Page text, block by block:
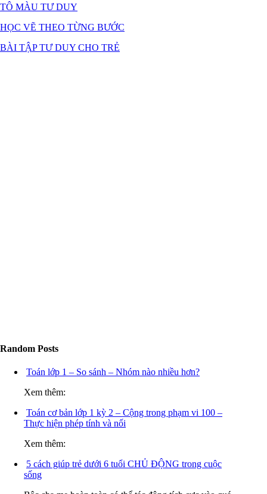
TÔ MÀU TƯ DUY
HỌC VẼ THEO TỪNG BƯỚC
BÀI TẬP TƯ DUY CHO TRẺ
Random Posts
Toán lớp 1 – So sánh – Nhóm nào nhiều hơn?
Xem thêm:
Toán cơ bản lớp 1 kỳ 2 – Cộng trong phạm vi 100 –
Thực hiện phép tính và nối
Xem thêm:
5 cách giúp trẻ dưới 6 tuổi CHỦ ĐỘNG trong cuộc
sống